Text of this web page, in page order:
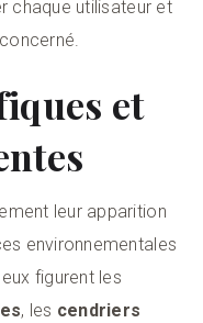
chaque utilisateur et
et
leur apparition
environnementales
figurent les
, les cendriers